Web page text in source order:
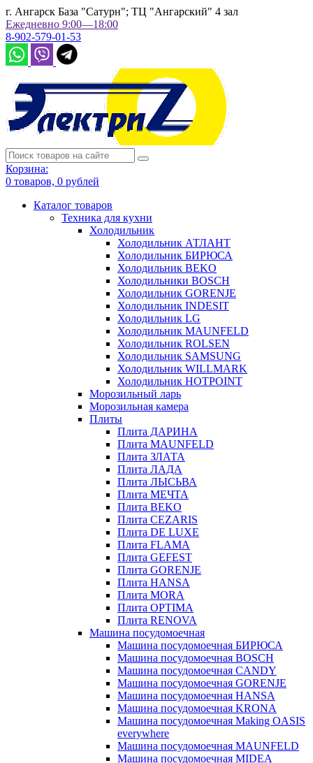
г. Ангарск База "Сатурн"; ТЦ "Ангарский" 4 зал
Ежедневно 9:00—18:00
8-902-579-01-53
Корзина:
0 товаров, 0 рублей
Каталог товаров
Техника для кухни
Холодильник
Холодильник АТЛАНТ
Холодильник БИРЮСА
Холодильник BEKO
Холодильники BOSCH
Холодильник GORENJE
Холодильник INDESIT
Холодильник LG
Холодильник MAUNFELD
Холодильник ROLSEN
Холодильник SAMSUNG
Холодильник WILLMARK
Холодильник HOTPOINT
Морозильный ларь
Морозильная камера
Плиты
Плита ДАРИНА
Плита MAUNFELD
Плита ЗЛАТА
Плита ЛАДА
Плита ЛЫСЬВА
Плита МЕЧТА
Плита BEKO
Плита CEZARIS
Плита DE LUXE
Плита FLAMA
Плита GEFEST
Плита GORENJE
Плита HANSA
Плита MORA
Плита OPTIMA
Плита RENOVA
Машина посудомоечная
Машина посудомоечная БИРЮСА
Машина посудомоечная BOSCH
Машина посудомоечная CANDY
Машина посудомоечная GORENJE
Машина посудомоечная HANSA
Машина посудомоечная KRONA
Машина посудомоечная Making OASIS
everywhere
Машина посудомоечная MAUNFELD
Машина посудомоечная MIDEA